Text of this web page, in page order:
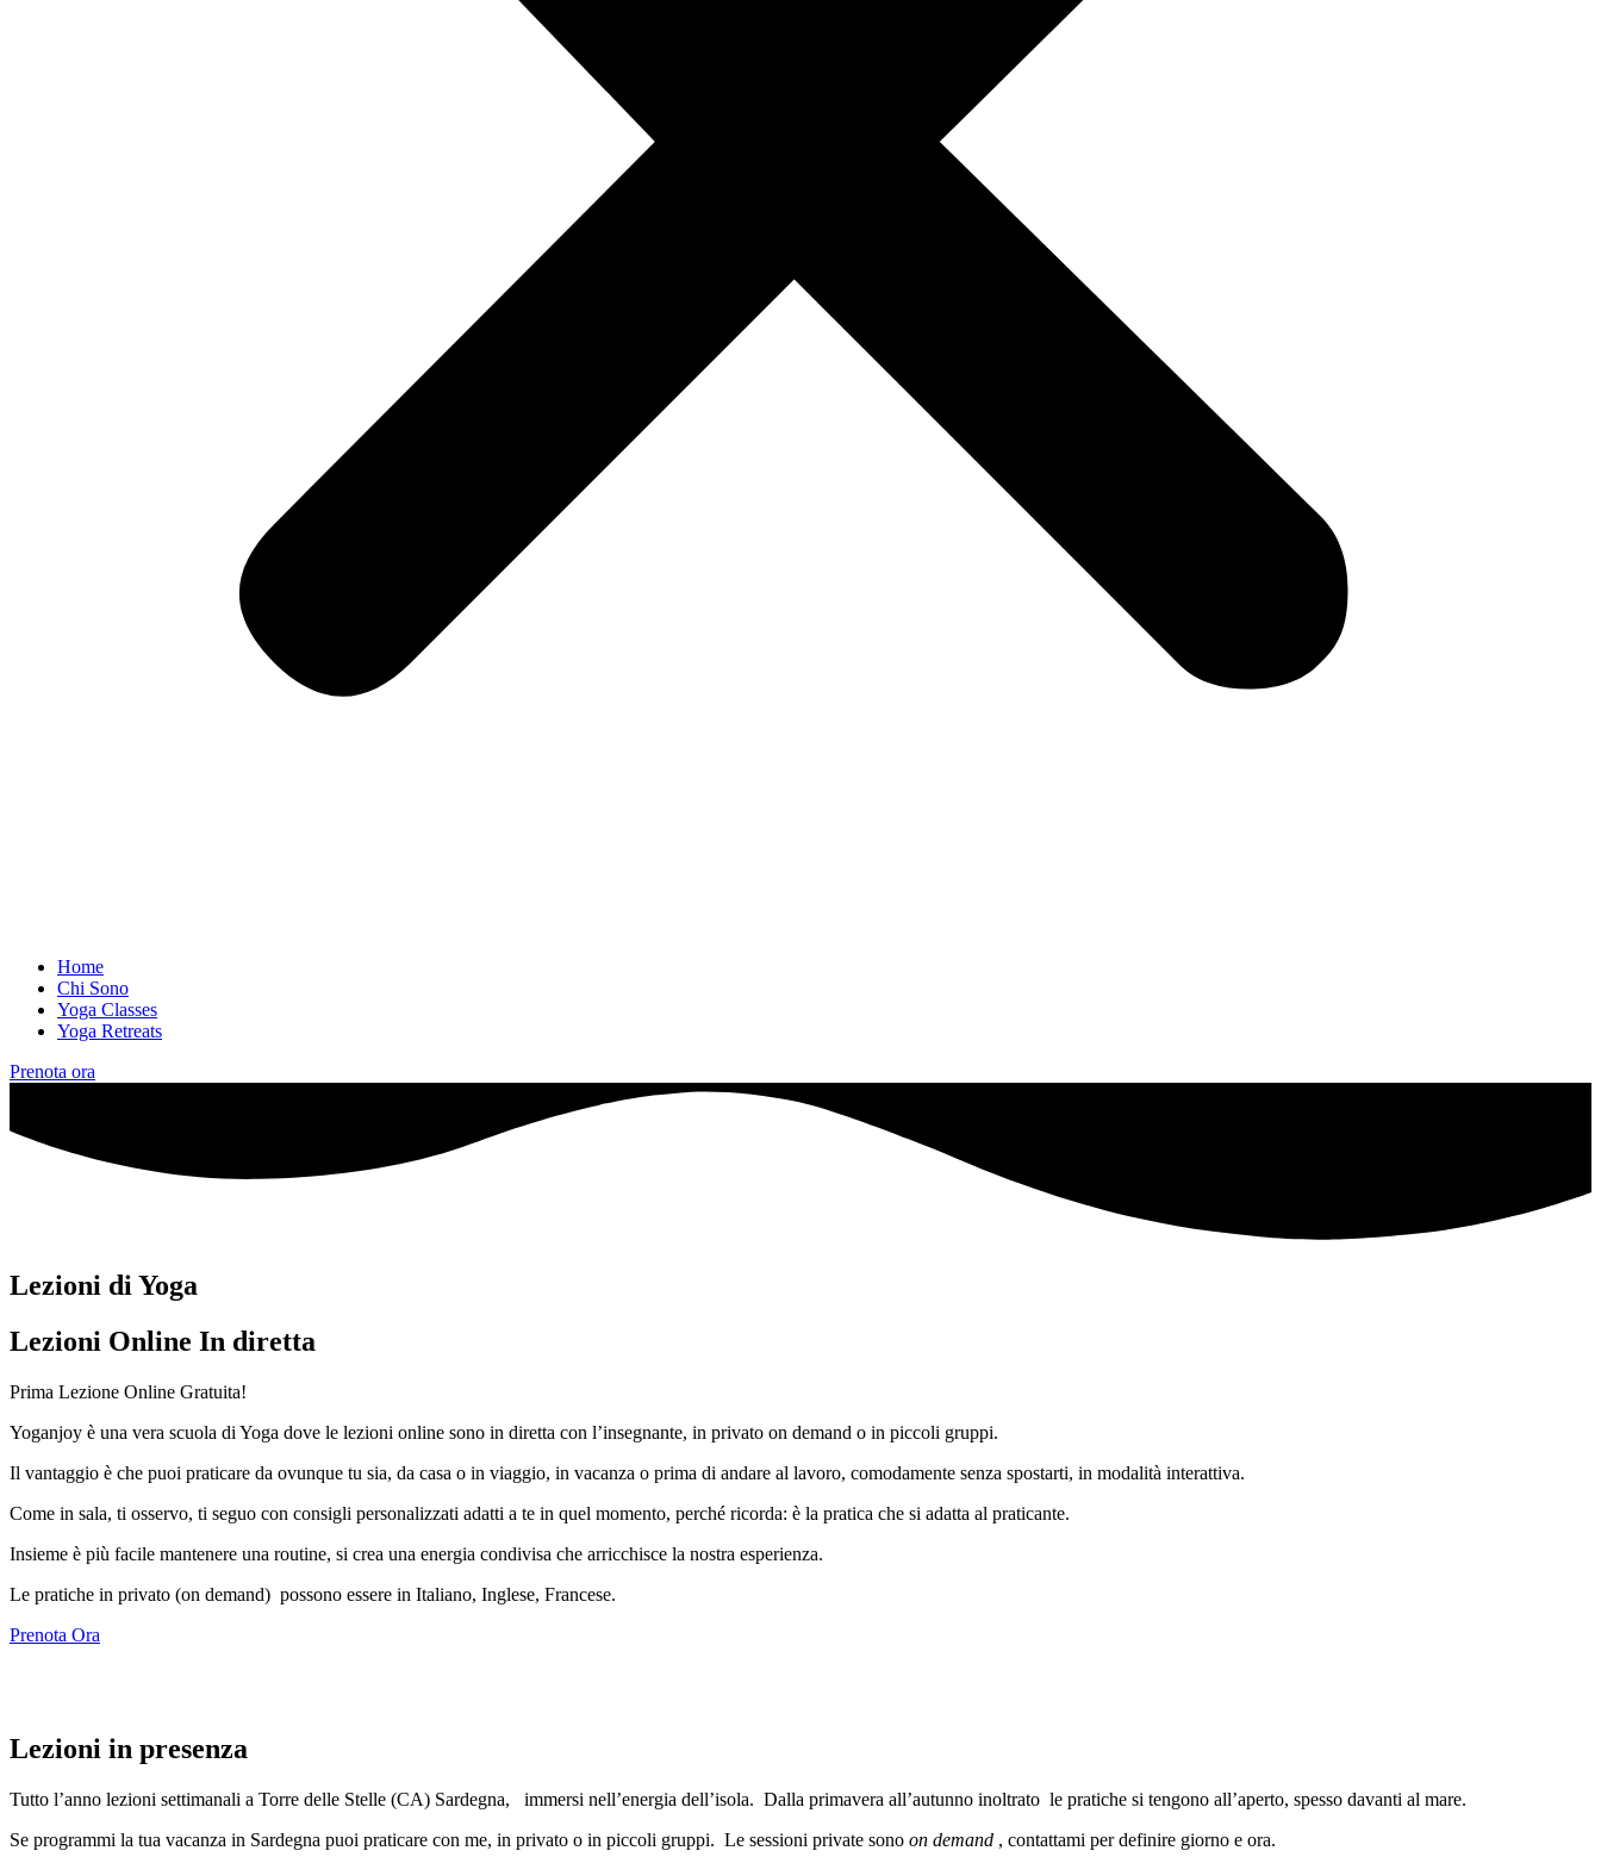
Home
Chi Sono
Yoga Classes
Yoga Retreats
Prenota ora
Lezioni di Yoga
Lezioni Online In diretta
Prima Lezione Online Gratuita!
Yoganjoy è una vera scuola di Yoga dove le lezioni online sono in diretta con l’insegnante, in privato on demand o in piccoli gruppi.
Il vantaggio è che puoi praticare da ovunque tu sia, da casa o in viaggio, in vacanza o prima di andare al lavoro, comodamente senza spostarti, in modalità interattiva.
Come in sala, ti osservo, ti seguo con consigli personalizzati adatti a te in quel momento, perché ricorda: è la pratica che si adatta al praticante.
Insieme è più facile mantenere una routine, si crea una energia condivisa che arricchisce la nostra esperienza.
Le pratiche in privato (on demand) possono essere in Italiano, Inglese, Francese.
Prenota Ora
Lezioni in presenza
Tutto l’anno lezioni settimanali a Torre delle Stelle (CA) Sardegna, immersi nell’energia dell’isola. Dalla primavera all’autunno inoltrato le pratiche si tengono all’aperto, spesso davanti al mare.
Se programmi la tua vacanza in Sardegna puoi praticare con me, in privato o in piccoli gruppi. Le sessioni private sono on demand , contattami per definire giorno e ora.